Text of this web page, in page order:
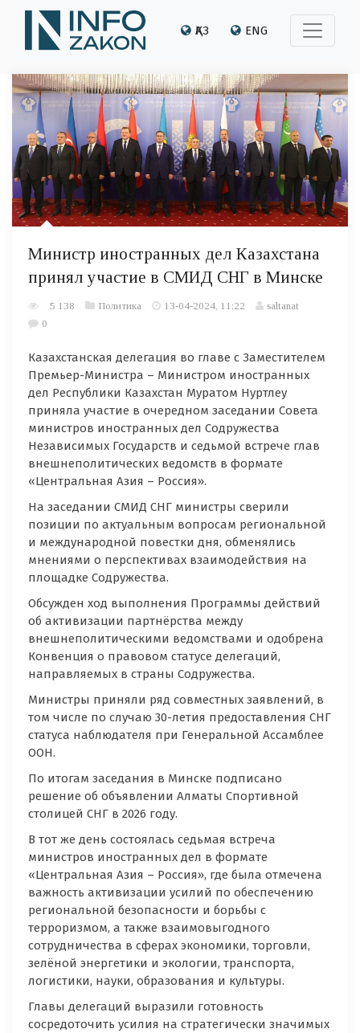
ҚАЗ ENG
Министр иностранных дел Казахстана
принял участие в СМИД СНГ в Минске
5 138 Политика 13-04-2024, 11:22
saltanat
0
Казахстанская делегация во главе с Заместителем
Премьер-Министра – Министром иностранных
дел Республики Казахстан Муратом Нуртлеу
приняла участие в очередном заседании Совета
министров иностранных дел Содружества
Независимых Государств и седьмой встрече глав
внешнеполитических ведомств в формате
«Центральная Азия – Россия».
На заседании СМИД СНГ министры сверили
позиции по актуальным вопросам региональной
и международной повестки дня, обменялись
мнениями о перспективах взаимодействия на
площадке Содружества.
Обсужден ход выполнения Программы действий
об активизации партнёрства между
внешнеполитическими ведомствами и одобрена
Конвенция о правовом статусе делегаций,
направляемых в страны Содружества.
Министры приняли ряд совместных заявлений, в
том числе по случаю 30-летия предоставления СНГ
статуса наблюдателя при Генеральной Ассамблее
ООН.
По итогам заседания в Минске подписано
решение об объявлении Алматы Спортивной
столицей СНГ в 2026 году.
В тот же день состоялась седьмая встреча
министров иностранных дел в формате
«Центральная Азия – Россия», где была отмечена
важность активизации усилий по обеспечению
региональной безопасности и борьбы с
терроризмом, а также взаимовыгодного
сотрудничества в сферах экономики, торговли,
зелёной энергетики и экологии, транспорта,
логистики, науки, образования и культуры.
Главы делегаций выразили готовность
сосредоточить усилия на стратегически значимых